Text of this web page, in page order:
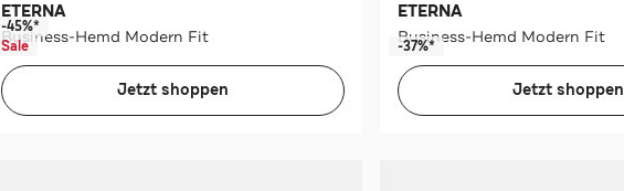
ETERNA
Business-Hemd Modern Fit
-45%*
Sale
Jetzt shoppen
ETERNA
Business-Hemd Modern Fit
-37%*
Jetzt shoppen